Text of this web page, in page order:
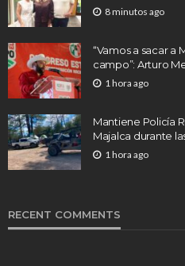
8 minutos ago
“Vamos a sacar a
campo”: Arturo
1 hora ago
Mantiene Policía
Majalca durante
1 hora ago
RECENT COMMENTS